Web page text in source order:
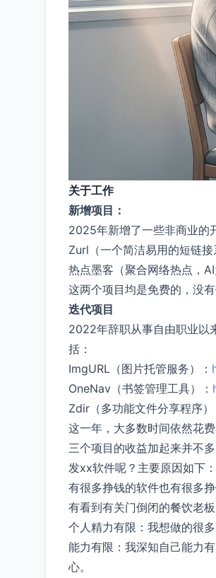
关于工作
新增项目：
2025年新增了一些非商业的
Zurl（一个简洁易用的短链接
热点墨客（聚合网络热点，AI
这两个项目均是免费的，没
迭代项目
2022年辞职从事自由职业以
括：
ImgURL（图片托管服务）：
OneNav（书签管理工具）：
Zdir（多功能文件分享程序）
这一年，大多数时间依然花
三个项目的收益加起来并不
发xx软件呢？主要原因如下：
有很多挣钱的软件也有很多
有看到有关门倒闭的餐饮老板
个人精力有限：我想做的很
能力有限：我深知自己能力
心。